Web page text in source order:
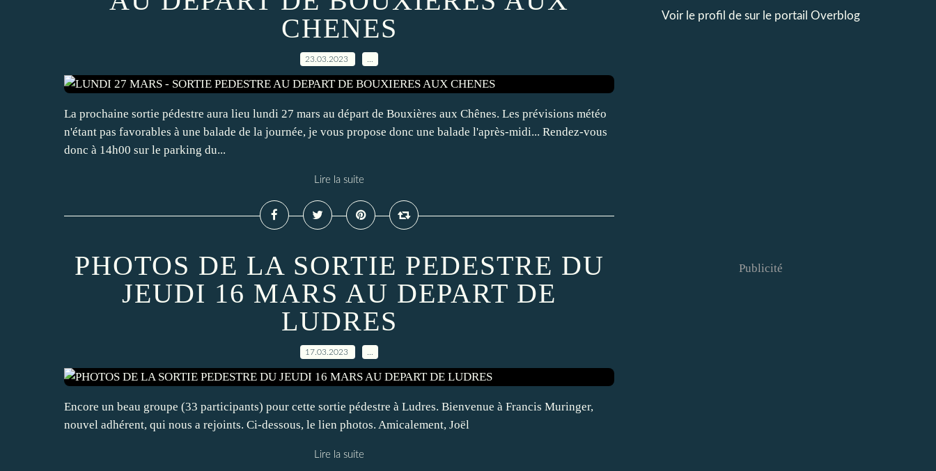
CHENES
23.03.2023
La prochaine sortie pédestre aura lieu lundi 27 mars au départ de Bouxières aux Chênes. Les prévisions météo
n'étant pas favorables à une balade de la journée, je vous propose donc une balade l'après-midi... Rendez-vous
donc à 14h00 sur le parking du...
Lire la suite
PHOTOS DE LA SORTIE PEDESTRE DU
JEUDI 16 MARS AU DEPART DE
LUDRES
17.03.2023
Encore un beau groupe (33 participants) pour cette sortie pédestre à Ludres. Bienvenue à Francis Muringer,
nouvel adhérent, qui nous a rejoints. Ci-dessous, le lien photos. Amicalement, Joël
Lire la suite
Voir le profil de sur le portail Overblog
Publicité